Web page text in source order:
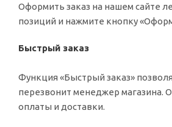
Оформить заказ на нашем сайте
позиций и нажмите кнопку
Быстрый заказ
Функция «Быстрый заказ»
перезвонит менеджер магазина.
оплаты и доставки.